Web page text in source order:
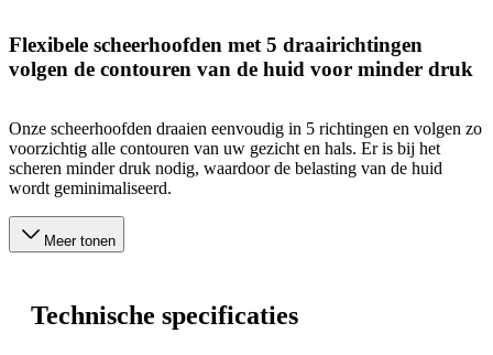
Flexibele scheerhoofden met 5 draairichtingen
volgen de contouren van de huid voor minder druk
Onze scheerhoofden draaien eenvoudig in 5 richtingen en volgen zo
voorzichtig alle contouren van uw gezicht en hals. Er is bij het
scheren minder druk nodig, waardoor de belasting van de huid
wordt geminimaliseerd.
Meer tonen
Technische specificaties